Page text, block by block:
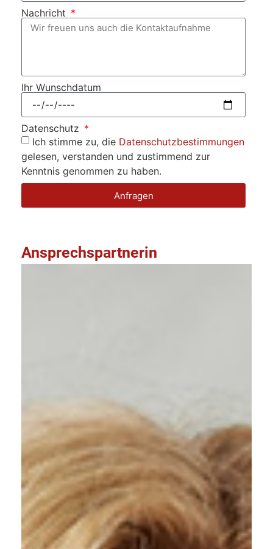
Nachricht
Ihr Wunschdatum
Datenschutz
Ich stimme zu, die Datenschutzbestimmungen
gelesen, verstanden und zustimmend zur
Kenntnis genommen zu haben.
Anfragen
Ansprechspartnerin